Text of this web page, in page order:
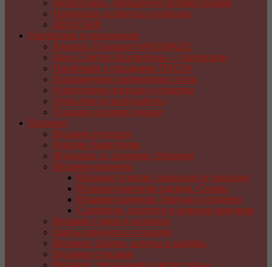
Аксессуары, украшения своими руками
Handmade из фетра и войлока
ДЕКУПАЖ
Handmade к праздникам
8 марта. Подарки HANDMADE
День Святого Валентина — handmade
Handmade к празднику ПАСХA
Праздничная сервировка стола
Новогодние игрушки и поделки
Открытки ручной работы
Подарки своими руками
Вязание
Вязание игрушек
Куколки Амигуруми
Журналы со схемами. Вязание
Вязание крючком
Вязание пледов, покрывал и подушек
Вязаная крючком одежда. Схемы
Вязание крючком. Мелочи и поделки
Салфетки, скатерти и коврики крючком
Вязание сумок и корзинок
Цветы крючком и спицами
Вязание. Шапки, шляпы и шарфы
Вязание спицами
Вязание. Украшения и аксессуары